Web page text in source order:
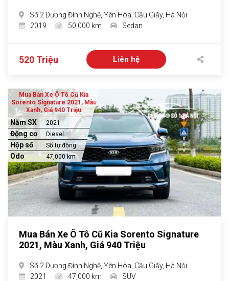
Số 2 Dương Đình Nghệ, Yên Hòa, Cầu Giấy, Hà Nội
2019
50,000 km Sedan
520 Triệu Liên hệ
Mua Bán Xe Ô Tô Cũ Kia
Sorento Signature 2021, Màu
Xanh, Giá 940 Triệu
Năm SX 2021
Động cơ Diesel
Hộp số Số tự động
Odo 47,000 km
Mua Bán Xe Ô Tô Cũ Kia Sorento Signature
2021, Màu Xanh, Giá 940 Triệu
Số 2 Dương Đình Nghệ, Yên Hòa, Cầu Giấy, Hà Nội
2021
47,000 km SUV